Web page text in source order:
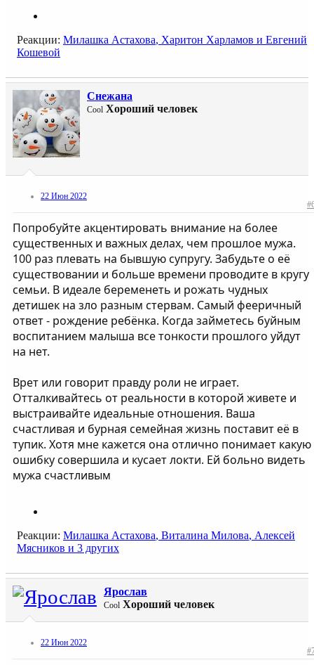
Реакции: Милашка Астахова, Харитон Харламов и Евгений
Кошевой
Снежана
Cool Хороший человек
22 Июн 2022
Попробуйте акцентировать внимание на более
существенных и важных делах, чем прошлое мужа.
100 раз плевать на бывшую супругу. Забудьте о её
существовании и больше времени проводите в кругу
семьи. В идеале беременеть и рожать чудных
детишек на зло разным стервам. Самый фееричный
ответ - рождение ребёнка. Когда займетесь буйным
воспитанием малыша все тонкости прошлого уйдут
на нет.
Врет или говорит правду роли не играет.
Отталкивайтесь от реальности в которой живете и
выстраивайте идеальные отношения. Ваша
счастливая и бурная семейная жизнь поставит её в
тупик. Хотя мне кажется она отлично понимает какую
ошибку совершила и кусает локти. Ей больно видеть
мужа счастливым
Реакции: Милашка Астахова, Виталина Милова, Алексей
Мясников и 3 других
Ярослав
Cool Хороший человек
22 Июн 2022